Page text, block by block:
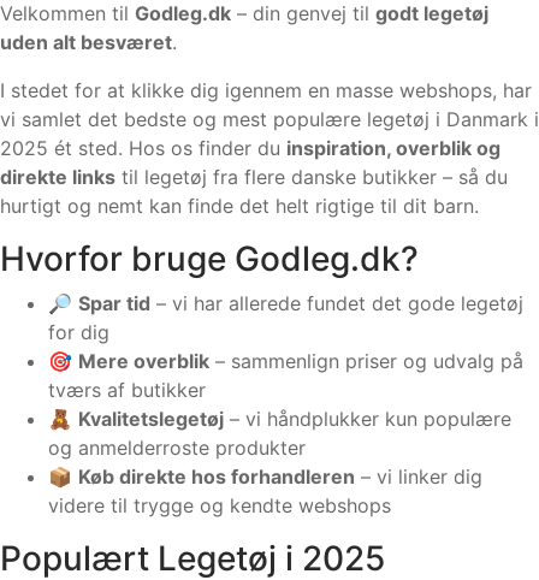
Velkommen til Godleg.dk – din genvej til godt legetøj
uden alt besværet.
I stedet for at klikke dig igennem en masse webshops, har
vi samlet det bedste og mest populære legetøj i Danmark i
2025 ét sted. Hos os finder du inspiration, overblik og
direkte links til legetøj fra flere danske butikker – så du
hurtigt og nemt kan finde det helt rigtige til dit barn.
Hvorfor bruge Godleg.dk?
🔎 Spar tid – vi har allerede fundet det gode legetøj
for dig
🎯 Mere overblik – sammenlign priser og udvalg på
tværs af butikker
🧸 Kvalitetslegetøj – vi håndplukker kun populære
og anmelderroste produkter
📦 Køb direkte hos forhandleren – vi linker dig
videre til trygge og kendte webshops
Populært Legetøj i 2025